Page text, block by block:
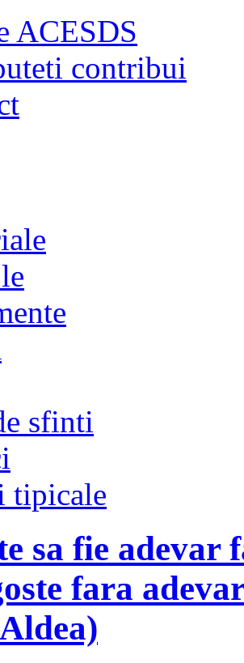
ACESDS
contribui
sfinti
tipicale
sa fie adevar
fara